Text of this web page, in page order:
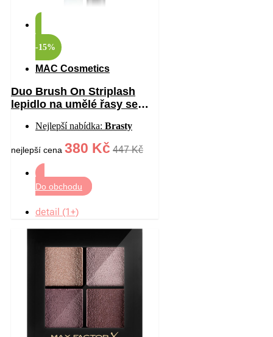
-15%
MAC Cosmetics
Duo Brush On Striplash
lepidlo na umělé řasy se
White/Clear 5 g
Nejlepší nabídka: Brasty
nejlepší cena 380 Kč 447 Kč
Do obchodu
detail (1+)